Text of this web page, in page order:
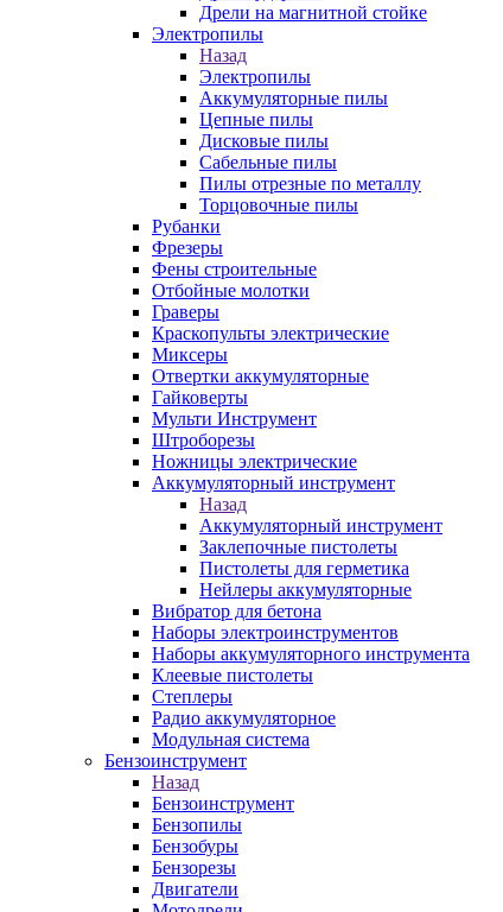
Дрели на магнитной стойке
Электропилы
Назад
Электропилы
Аккумуляторные пилы
Цепные пилы
Дисковые пилы
Сабельные пилы
Пилы отрезные по металлу
Торцовочные пилы
Рубанки
Фрезеры
Фены строительные
Отбойные молотки
Граверы
Краскопульты электрические
Миксеры
Отвертки аккумуляторные
Гайковерты
Мульти Инструмент
Штроборезы
Ножницы электрические
Аккумуляторный инструмент
Назад
Аккумуляторный инструмент
Заклепочные пистолеты
Пистолеты для герметика
Нейлеры аккумуляторные
Вибратор для бетона
Наборы электроинструментов
Наборы аккумуляторного инструмента
Клеевые пистолеты
Степлеры
Радио аккумуляторное
Модульная система
Бензоинструмент
Назад
Бензоинструмент
Бензопилы
Бензобуры
Бензорезы
Двигатели